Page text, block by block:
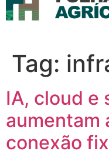
Tag:
IA, cloud e
aumentam
conexão